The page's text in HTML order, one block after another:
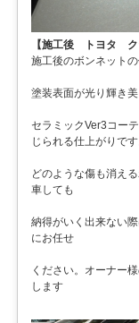
【施工後 トヨタ ク
施工後のボンネットの
塗装表面が光り輝き美
セラミックVer3コー
じられる仕上がりです
どのような傷も消え
車しても
納得がいく出来ない
にお任せ
ください。オーナー
します